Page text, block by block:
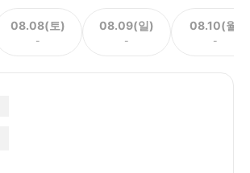
08.08(토)
-
08.09(일)
-
08.10(월)
-